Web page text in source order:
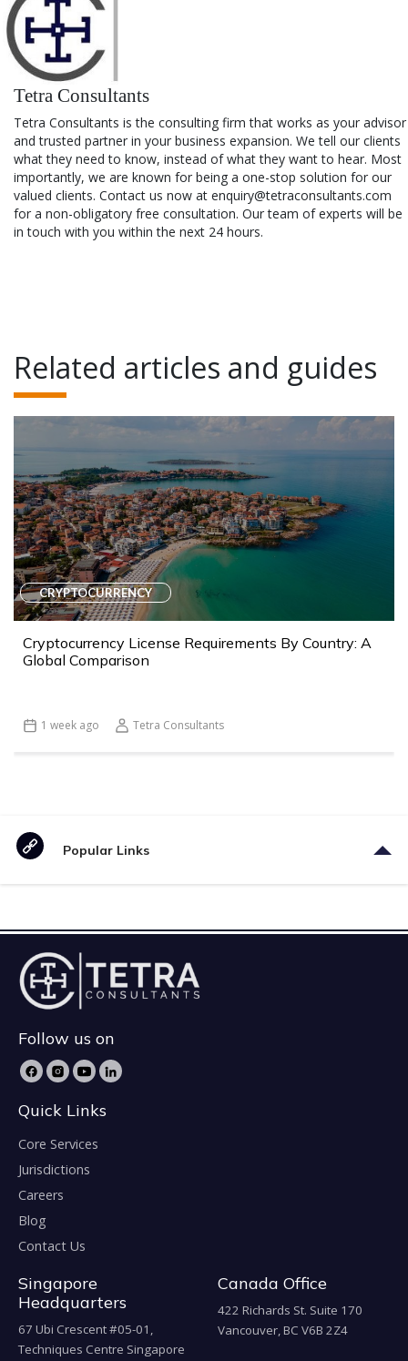
Tetra Consultants
Tetra Consultants is the consulting firm that works as your advisor
and trusted partner in your business expansion. We tell our clients
what they need to know, instead of what they want to hear. Most
importantly, we are known for being a one-stop solution for our
valued clients. Contact us now at enquiry@tetraconsultants.com
for a non-obligatory free consultation. Our team of experts will be
in touch with you within the next 24 hours.
Related articles and guides
CRYPTOCURRENCY
Cryptocurrency License Requirements By Country: A
Global Comparison
1 week ago Tetra Consultants
Popular Links
Follow us on
Quick Links
Core Services
Jurisdictions
Careers
Blog
Contact Us
Singapore
Headquarters
67 Ubi Crescent #05-01,
Techniques Centre Singapore
Canada Office
422 Richards St. Suite 170
Vancouver, BC V6B 2Z4